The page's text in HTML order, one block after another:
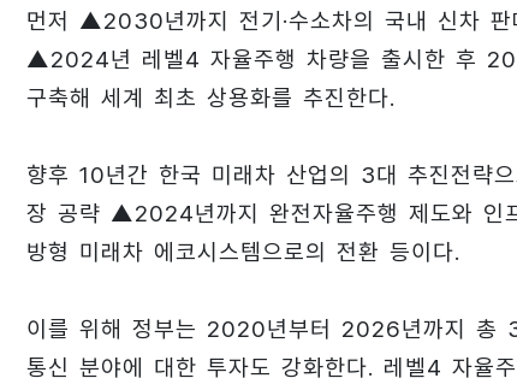
먼저 ▲2030년까지 전기·수소차의 국내 신차
▲2024년 레벨4 자율주행 차량을 출시한 후
구축해 세계 최초 상용화를 추진한다.
향후 10년간 한국 미래차 산업의 3대 추진전략
장 공략 ▲2024년까지 완전자율주행 제도와
방형 미래차 에코시스템으로의 전환 등이다.
이를 위해 정부는 2020년부터 2026년까지 총
통신 분야에 대한 투자도 강화한다. 레벨4 자율